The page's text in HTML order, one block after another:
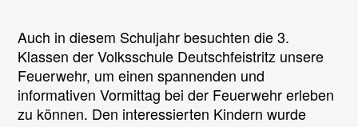
Auch in diesem Schuljahr besuchten die 3.
Klassen der Volksschule Deutschfeistritz unsere
Feuerwehr, um einen spannenden und
informativen Vormittag bei der Feuerwehr erleben
zu können. Den interessierten Kindern wurde